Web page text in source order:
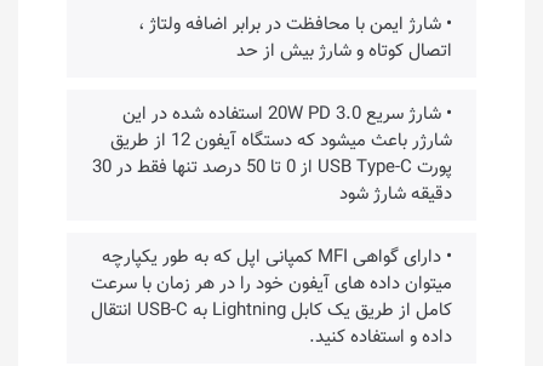
• شارژ ایمن با محافظت در برابر اضافه ولتاژ ،
اتصال کوتاه و شارژ بیش‌ از حد
• شارژ سریع 20W PD 3.0 استفاده شده در این
شارژر باعث میشود که دستگاه آیفون 12 از طریق
پورت USB Type-C از 0 تا 50 درصد تنها فقط در 30
دقیقه شارژ شود
• دارای گواهی MFI کمپانی اپل که به طور یکپارچه
میتوان داده های آیفون خود را در هر زمان با سرعت
کامل از طریق یک کابل Lightning به USB-C انتقال
داده و استفاده کنید.